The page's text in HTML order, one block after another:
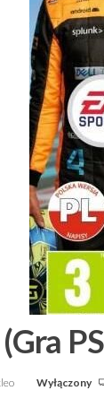
Wyłączony